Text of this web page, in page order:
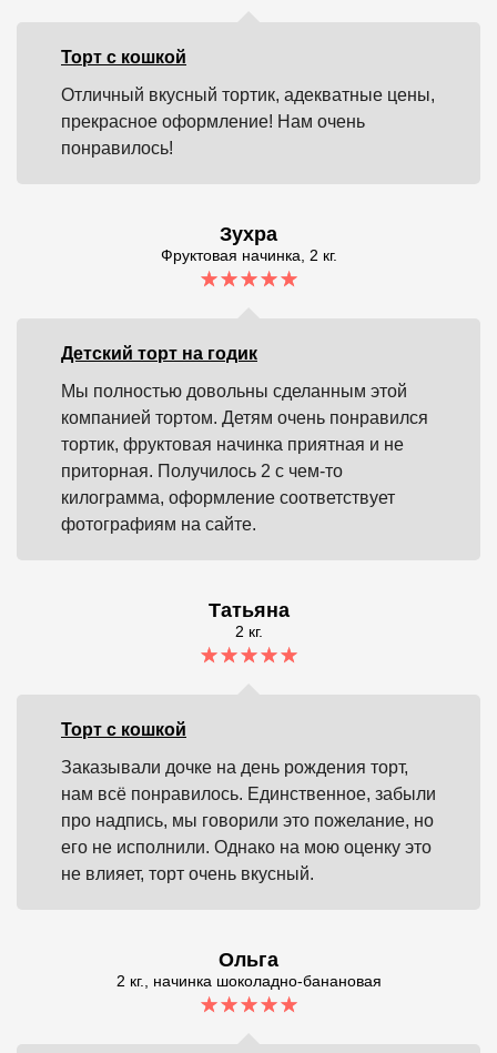
Торт с кошкой
Отличный вкусный тортик, адекватные цены,
прекрасное оформление! Нам очень
понравилось!
Зухра
Фруктовая начинка, 2 кг.
Детский торт на годик
Мы полностью довольны сделанным этой
компанией тортом. Детям очень понравился
тортик, фруктовая начинка приятная и не
приторная. Получилось 2 с чем-то
килограмма, оформление соответствует
фотографиям на сайте.
Татьяна
2 кг.
Торт с кошкой
Заказывали дочке на день рождения торт,
нам всё понравилось. Единственное, забыли
про надпись, мы говорили это пожелание, но
его не исполнили. Однако на мою оценку это
не влияет, торт очень вкусный.
Ольга
2 кг., начинка шоколадно-банановая